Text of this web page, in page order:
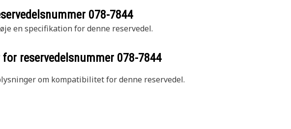
078-7844
en specifikation for denne reservedel.
reservedelsnummer 078-7844
om kompatibilitet for denne reservedel.